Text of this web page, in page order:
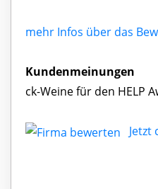
mehr Infos über das
Kundenmeinungen
ck-Weine für den HELP
Jetzt